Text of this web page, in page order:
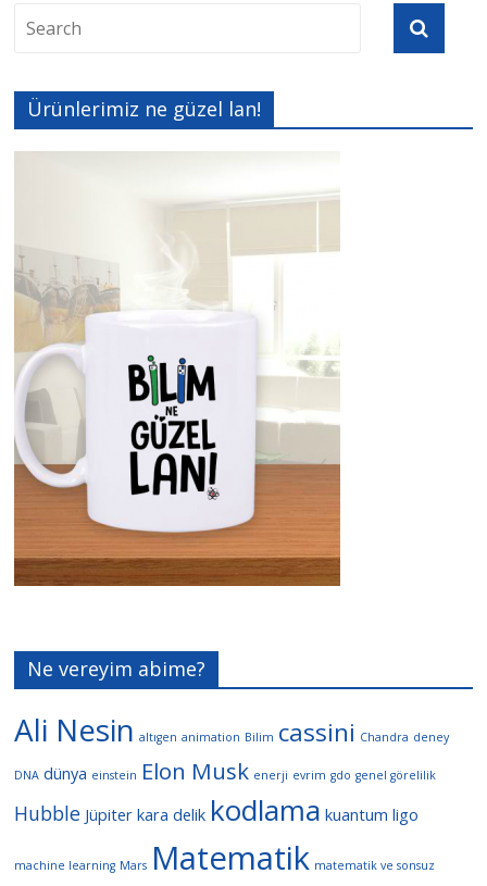
Ürünlerimiz ne güzel lan!
Ne vereyim abime?
Ali Nesin altıgen animation Bilim cassini Chandra deney
DNA dünya einstein Elon Musk enerji evrim gdo genel görelilik
Hubble Jüpiter kara delik kodlama kuantum ligo
machine learning Mars Matematik matematik ve sonsuz